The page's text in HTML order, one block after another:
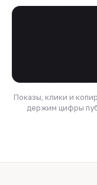
Показы, клики и
держим цифры